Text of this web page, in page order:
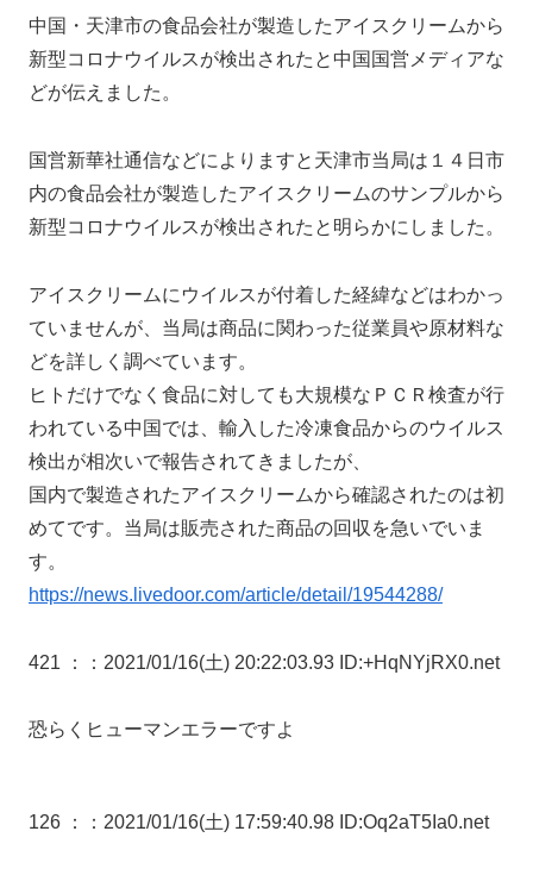
中国・天津市の食品会社が製造したアイスクリームから
新型コロナウイルスが検出されたと中国国営メディアな
どが伝えました。
国営新華社通信などによりますと天津市当局は１４日市
内の食品会社が製造したアイスクリームのサンプルから
新型コロナウイルスが検出されたと明らかにしました。
アイスクリームにウイルスが付着した経緯などはわかっ
ていませんが、当局は商品に関わった従業員や原材料な
どを詳しく調べています。
ヒトだけでなく食品に対しても大規模なＰＣＲ検査が行
われている中国では、輸入した冷凍食品からのウイルス
検出が相次いで報告されてきましたが、
国内で製造されたアイスクリームから確認されたのは初
めてです。当局は販売された商品の回収を急いでいま
す。
https://news.livedoor.com/article/detail/19544288/
421 ： ：2021/01/16(土) 20:22:03.93 ID:+HqNYjRX0.net
恐らくヒューマンエラーですよ
126 ： ：2021/01/16(土) 17:59:40.98 ID:Oq2aT5Ia0.net